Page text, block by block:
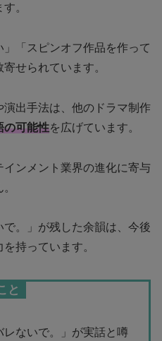
。
「スピンオフ作品を作って
せられています。
出手法は、他のドラマ制作
の可能性を広げています。
ンメント業界の進化に寄与
で。」が残した余韻は、今後
持っています。
と
レないで。」が実話と噂